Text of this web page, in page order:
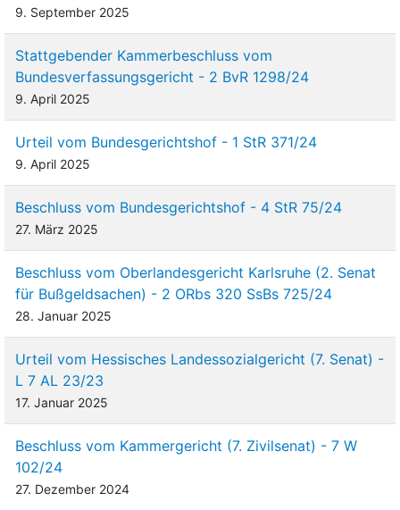
9. September 2025
Stattgebender Kammerbeschluss vom
Bundesverfassungsgericht - 2 BvR 1298/24
9. April 2025
Urteil vom Bundesgerichtshof - 1 StR 371/24
9. April 2025
Beschluss vom Bundesgerichtshof - 4 StR 75/24
27. März 2025
Beschluss vom Oberlandesgericht Karlsruhe (2. Senat
für Bußgeldsachen) - 2 ORbs 320 SsBs 725/24
28. Januar 2025
Urteil vom Hessisches Landessozialgericht (7. Senat) -
L 7 AL 23/23
17. Januar 2025
Beschluss vom Kammergericht (7. Zivilsenat) - 7 W
102/24
27. Dezember 2024